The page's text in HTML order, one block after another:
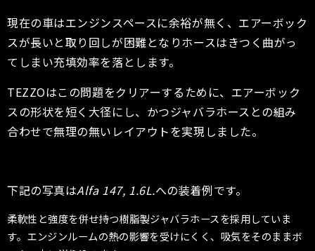
現在の車はエンジンスペースに余裕が無く、エアーボック
スが長いと取り回しが困難となりホースはきつく曲がっ
てしまい充填効率を落とします。
TEZZOはこの問題をクリアーするために、エアーボック
スの形状を短く大径にし、かつジャバラホースとの組み
合わせで無理の無いレイアウトを実現しました。
下記の写真はAlfa 147, 1.6L.への装着例です。
柔軟性と強度を併せ持つ樹脂製ジャバラホースを採用していま
す。エンジンルームの熱の影響を受けにくく、吸気をそのままボ